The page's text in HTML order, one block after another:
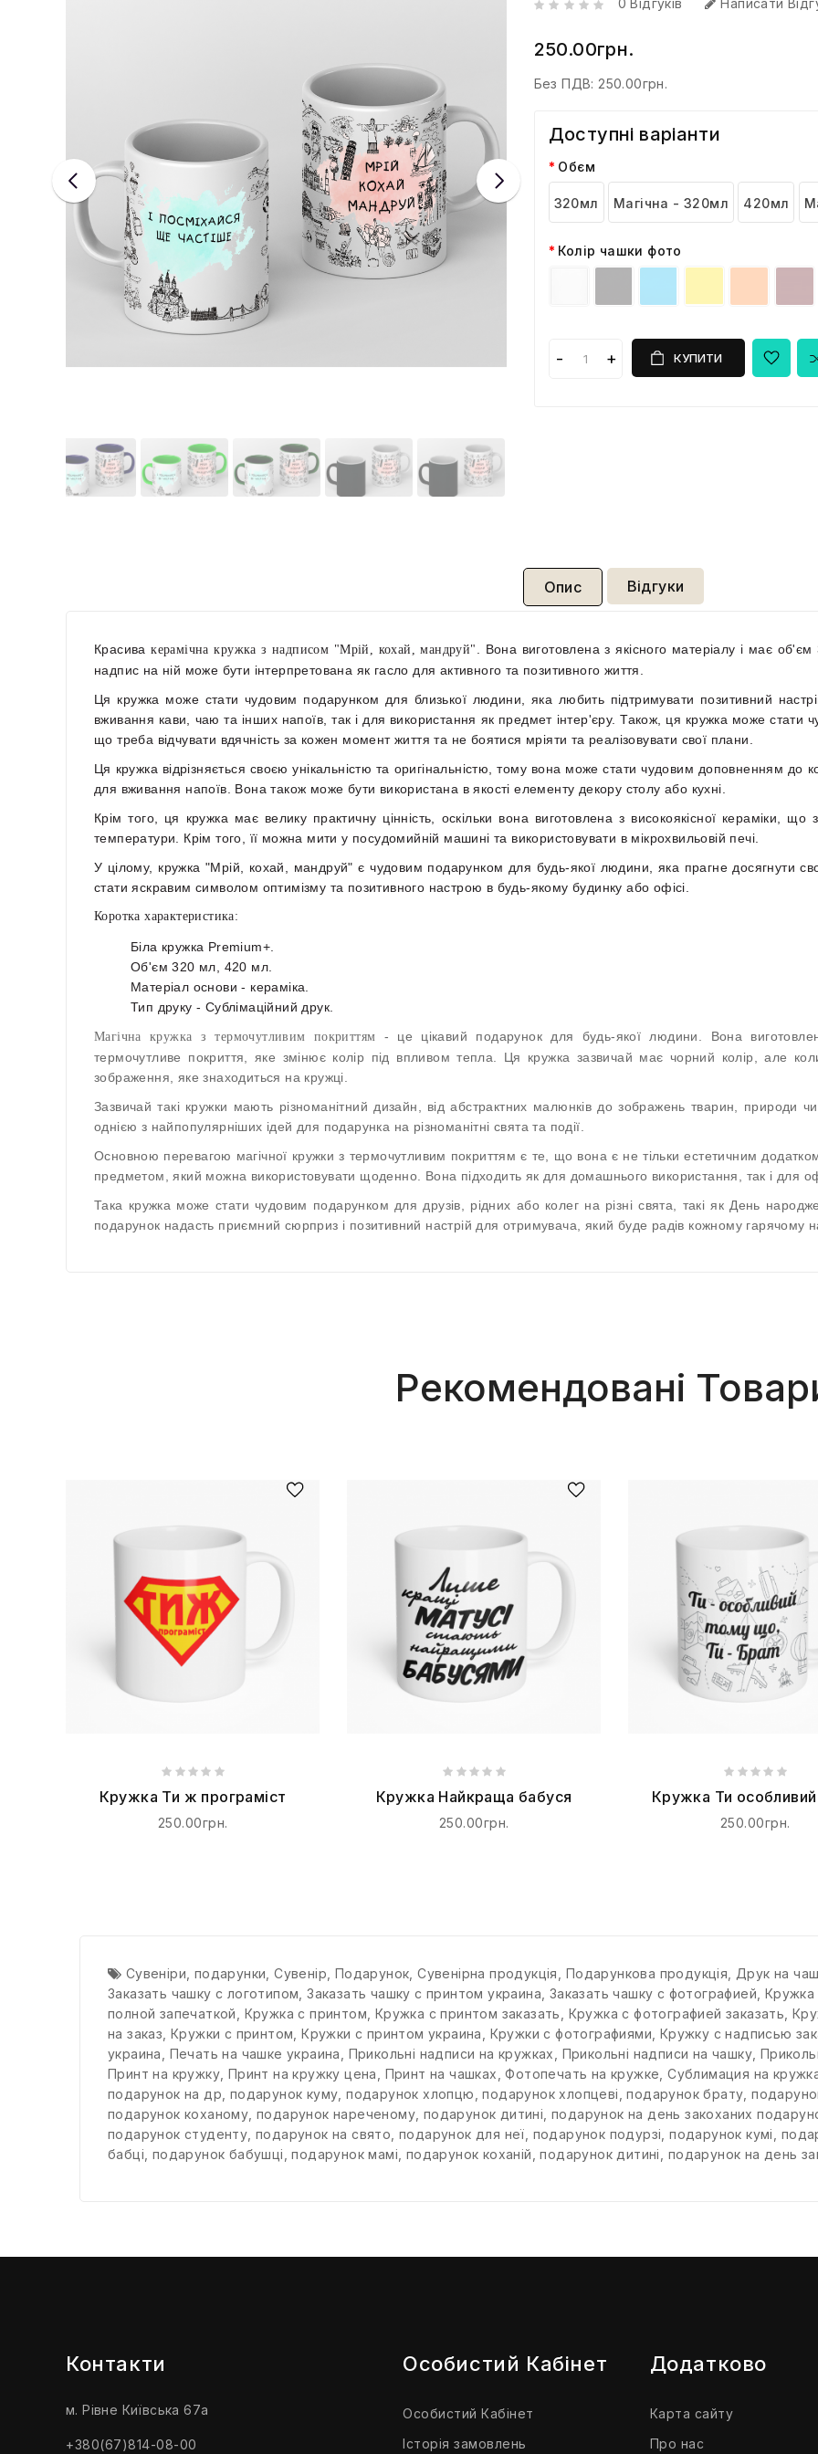
0 Відгуків Написати
250.00грн.
Без ПДВ: 250.00грн.
Доступні варіанти
Обєм
320мл Магічна - 320мл 420мл
Колір чашки фото
КУПИТИ
Опис Відгуки
Красивакерамічна кружка з надписом "Мрій, кохай, мандруй"
. Вона виготовлена з якісного матеріалу і має
надпис на ній може бути інтерпретована як гасло для активного та позитивного життя.
Ця кружка може стати чудовим подарунком для близької людини, яка любить підтримувати позитивний
вживання кави, чаю та інших напоїв, так і для використання як предмет інтер'єру. Також, ця кружка може стати
що треба відчувати вдячність за кожен момент життя та не боятися мріяти та реалізовувати свої плани.
Ця кружка відрізняється своєю унікальністю та оригінальністю, тому вона може стати чудовим доповненням до
для вживання напоїв. Вона також може бути використана в якості елементу декору столу або кухні.
Крім того, ця кружка має велику практичну цінність, оскільки вона виготовлена з високоякісної кераміки, що
температури. Крім того, її можна мити у посудомийній машині та використовувати в мікрохвильовій печі.
У цілому, кружка "Мрій, кохай, мандруй" є чудовим подарунком для будь-якої людини, яка прагне досягнути
стати яскравим символом оптимізму та позитивного настрою в будь-якому будинку або офісі.
Коротка характеристика:
Біла кружка Premium+.
Об'єм 320 мл, 420 мл.
Матеріал основи - кераміка.
Тип друку - Сублімаційний друк.
Магічна кружка з термочутливим покриттям - це цікавий подарунок для будь-якої людини. Вона
термочутливе покриття, яке змінює колір під впливом тепла. Ця кружка зазвичай має чорний колір, але
зображення, яке знаходиться на кружці.
Зазвичай такі кружки мають різноманітний дизайн, від абстрактних малюнків до зображень тварин, природи
однією з найпопулярніших ідей для подарунка на різноманітні свята та події.
Основною перевагою магічної кружки з термочутливим покриттям є те, що вона є не тільки естетичним
предметом, який можна використовувати щоденно. Вона підходить як для домашнього використання, так і для
Така кружка може стати чудовим подарунком для друзів, рідних або колег на різні свята, такі як День
подарунок надасть приємний сюрприз і позитивний настрій для отримувача, який буде радів кожному гарячому
Рекомендовані
Кружка Ти ж програміст
250.00грн.
Кружка Найкраща бабуся
250.00грн.
Кружка Ти
що, ти - Брат
250.00грн.
Сувеніри подарунки ,Сувенір Подарунок ,Сувенірна продукція Подарункова продукція
Друк на
Заказать чашку с логотипом ,Заказать чашку с принтом украина Заказать чашку с фотографией Кружка
полной запечаткой
Кружка с принтом Кружка с принтом заказать Кружка с фотографией заказать ,
на заказ ,Кружки с принтом ,Кружки с принтом украина Кружки с фотографиями Кружку с надписью
украина
Печать на чашке украина Прикольні надписи на кружках Прикольні надписи на чашку
Принт на кружку Принт на кружку цена Принт на чашках ,Фотопечать на кружке ,Сублимация на
подарунок на др подарунок куму ,подарунок хлопцю ,подарунок хлопцеві ,подарунок брату ,
подарунок коханому ,подарунок нареченому подарунок дитині ,подарунок на день закоханих
подарунок студенту ,подарунок на свято ,подарунок для неї подарунок подурзі ,подарунок кумі
бабці подарунок бабушці ,подарунок мамі подарунок коханій ,подарунок дитині подарунок на день
Контакти
м. Рівне Київська 67а
+380(67)814-08-00
Особистий Кабінет
Особистий Кабінет
Історія замовлень
Додатково
Карта сайту
Про нас